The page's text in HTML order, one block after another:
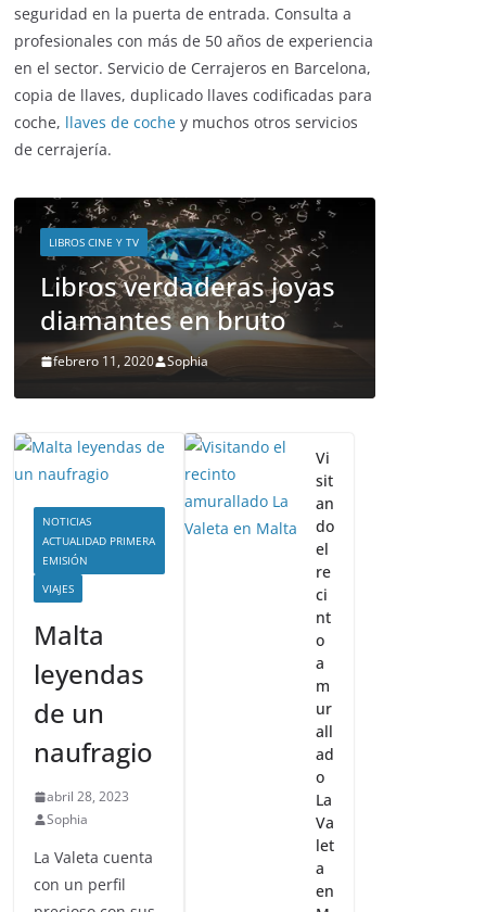
¿has sufrido algún robo en tu hogar
recientemente? ¿crece la inseguridad en tu
barrio? ¿has visto como forzaban la puerta de la
casa de tu vecino?
seguridad en la puerta de entrada. Consulta a
profesionales con más de 50 años de experiencia
en el sector. Servicio de Cerrajeros en Barcelona,
copia de llaves, duplicado llaves codificadas para
coche,llaves de cochey muchos otros servicios
de cerrajería.
joyas
ENTRETENIMIENTO Y CURIOSIDADES
LIBROS CINE Y TV
Slender Man llega al cine
y te mostramos todos
los detalles
NOTICIAS
ACTUALIDAD PRIMERA
EMISIÓN
Malta
leyendas
de un
naufragio
abril 28, 2023
La Valeta cuenta
Vi
sit
an
do
el
re
ci
nt
o
a
m
ur
all
ad
o
La
Va
let
a